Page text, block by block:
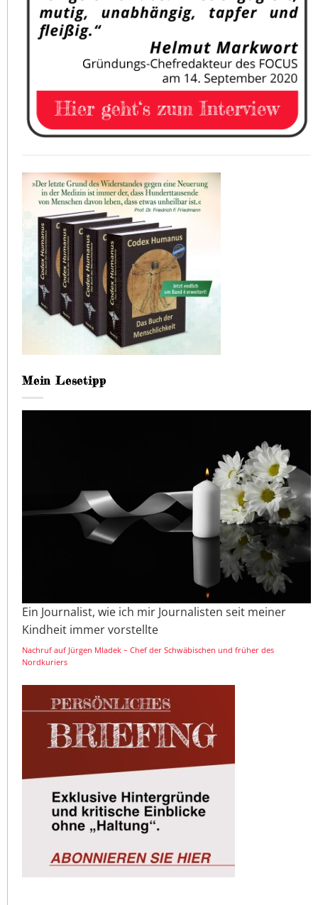
Mein Lesetipp
Ein Journalist, wie ich mir Journalisten seit meiner
Kindheit immer vorstellte
Nachruf auf Jürgen Mladek – Chef der Schwäbischen und früher des
Nordkuriers